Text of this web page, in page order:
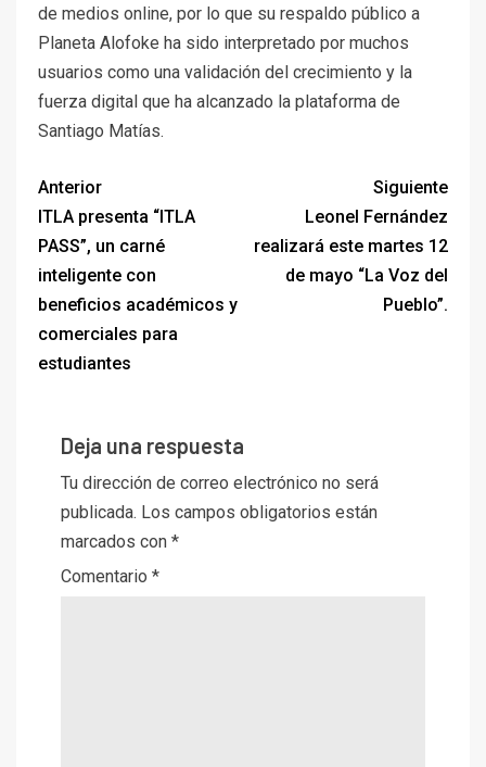
de medios online, por lo que su respaldo público a
Planeta Alofoke ha sido interpretado por muchos
usuarios como una validación del crecimiento y la
fuerza digital que ha alcanzado la plataforma de
Santiago Matías.
Anterior
ITLA presenta “ITLA
PASS”, un carné
inteligente con
beneficios académicos y
comerciales para
estudiantes
Siguiente
Leonel Fernández
realizará este martes 12
de mayo “La Voz del
Pueblo”.
Deja una respuesta
Tu dirección de correo electrónico no será
publicada. Los campos obligatorios están
marcados con *
Comentario *